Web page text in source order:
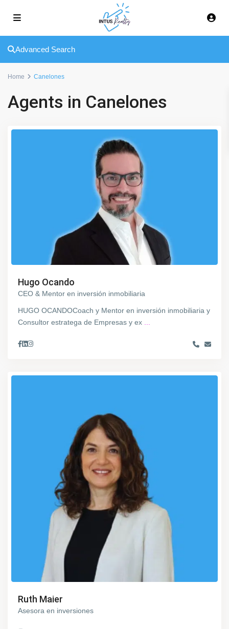
Advanced Search
Home Canelones
Agents in Canelones
Hugo Ocando
CEO & Mentor en inversión inmobiliaria
HUGO OCANDOCoach y Mentor en inversión inmobiliaria y
Consultor estratega de Empresas y ex
Ruth Maier
Asesora en inversiones